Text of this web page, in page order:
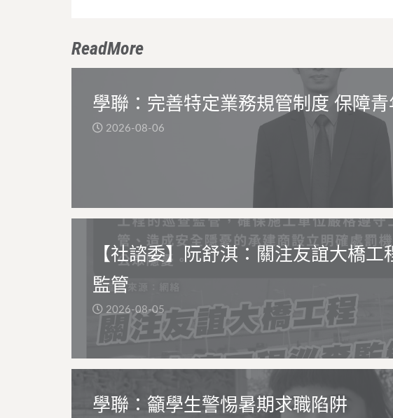
ReadMore
學聯：完善特定業務規管制度 保障
2026-08-06
【社諮委】阮舒淇：關注友誼大橋
監管
2026-08-05
學聯：籲學生警惕暑期求職陷阱